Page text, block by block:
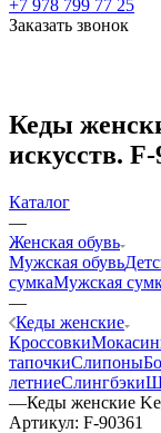
+7 978 799 77 25
Заказать звонок
Кеды
искусств. F-
Каталог
—
Женская обувь
Мужская обувь
сумкаМужская
—
Кеды женские
Кроссовки
тапочкиСлипоны
летниеСлингбэки
—Кеды женские
Артикул: F-90361